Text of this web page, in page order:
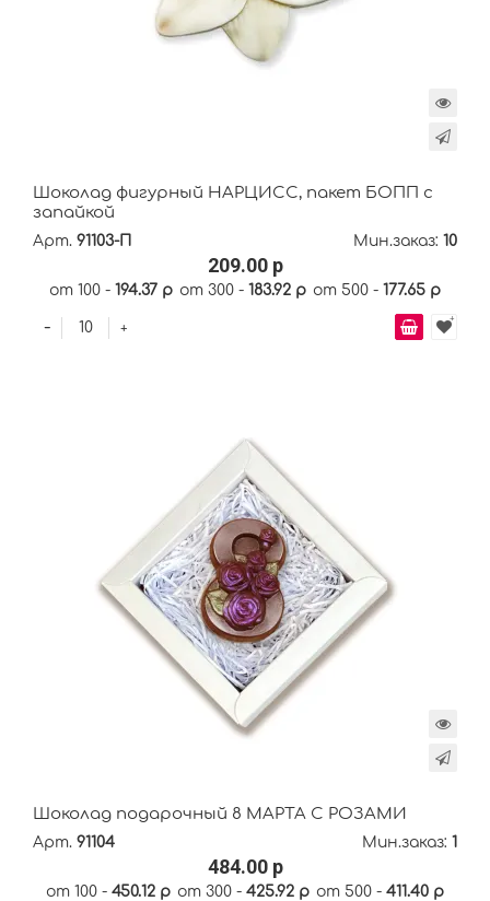
Шоколад фигурный НАРЦИСС, пакет БОПП с
запайкой
Арт. 91103-П Мин.заказ: 10
209.00 р
от 100 - 194.37 р от 300 - 183.92 р от 500 - 177.65 р
+
-
Шоколад подарочный 8 МАРТА С РОЗАМИ
Арт. 91104 Мин.заказ: 1
484.00 р
от 100 - 450.12 р от 300 - 425.92 р от 500 - 411.40 р